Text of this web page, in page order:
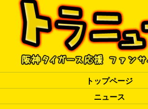
トップページ
ニュース